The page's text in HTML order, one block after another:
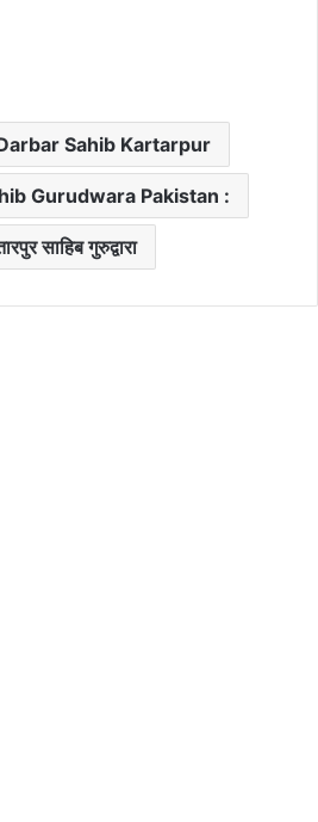
Sahib Kartarpur
Gurudwara Pakistan :
साहिब गुरुद्वारा